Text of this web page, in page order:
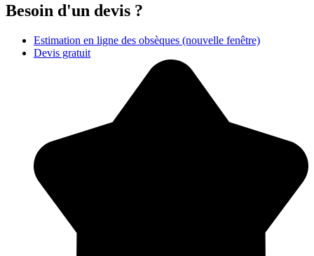
Besoin d'un devis ?
Estimation en ligne des obsèques (nouvelle fenêtre)
Devis gratuit